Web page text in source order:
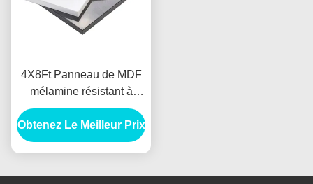
4X8Ft Panneau de MDF
mélamine résistant à
l'humidité
Obtenez Le Meilleur Prix